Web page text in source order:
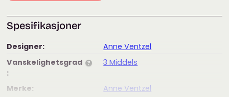
Spesifikasjoner
Designer:
Anne Ventzel
Vanskelighetsgrad ?
:
3 Middels
Merke: Anne Ventzel